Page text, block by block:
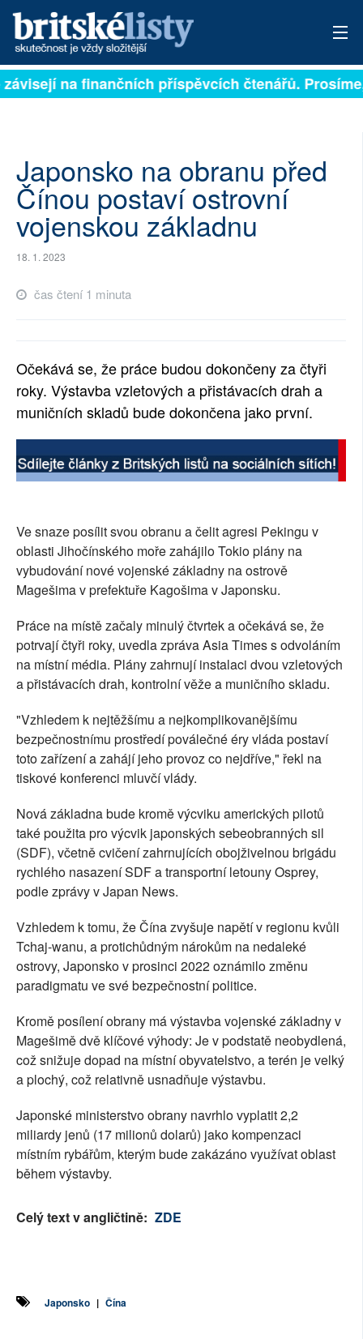
PŘIHLÁSIT
ARCHIV
ROZHOVORY
TÉMATA
SOCIÁLNÍ SÍTĚ
RUBRIKY
PLNÁ VERZE STRÁNEK
na finančních příspěvcích čtenářů.
Japonsko na obranu před
Čínou postaví ostrovní
vojenskou základnu
18. 1. 2023
čas čtení 1 minuta
Očekává se, že práce budou dokončeny za čtyři
roky. Výstavba vzletových a přistávacích drah a
muničních skladů bude dokončena jako první.
Ve snaze posílit svou obranu a čelit agresi Pekingu v
oblasti Jihočínského moře zahájilo Tokio plány na
vybudování nové vojenské základny na ostrově
Magešima v prefektuře Kagošima v Japonsku.
Práce na místě začaly minulý čtvrtek a očekává se, že
potrvají čtyři roky, uvedla zpráva Asia Times s odvoláním
na místní média. Plány zahrnují instalaci dvou vzletových
a přistávacích drah, kontrolní věže a muničního skladu.
"Vzhledem k nejtěžšímu a nejkomplikovanějšímu
bezpečnostnímu prostředí poválečné éry vláda postaví
toto zařízení a zahájí jeho provoz co nejdříve," řekl na
tiskové konferenci mluvčí vlády.
Nová základna bude kromě výcviku amerických pilotů
také použita pro výcvik japonských sebeobranných sil
(SDF), včetně cvičení zahrnujících obojživelnou brigádu
rychlého nasazení SDF a transportní letouny Osprey,
podle zprávy v Japan News.
Vzhledem k tomu, že Čína zvyšuje napětí v regionu kvůli
Tchaj-wanu, a protichůdným nárokům na nedaleké
ostrovy, Japonsko v prosinci 2022 oznámilo změnu
paradigmatu ve své bezpečnostní politice.
Kromě posílení obrany má výstavba vojenské základny v
Magešimě dvě klíčové výhody: Je v podstatě neobydlená,
což snižuje dopad na místní obyvatelstvo, a terén je velký
a plochý, což relativně usnadňuje výstavbu.
Japonské ministerstvo obrany navrhlo vyplatit 2,2
miliardy jenů (17 milionů dolarů) jako kompenzaci
místním rybářům, kterým bude zakázáno využívat oblast
během výstavby.
Celý text v angličtině: ZDE
Japonsko | Čína